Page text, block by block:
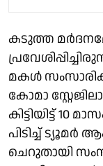
കടുത്ത
മകൾ
കോമാ
കിട്ടിയിട്ട് 10
പിടിച്ച്
ചെറുതായി